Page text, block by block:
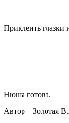
Приклеить глазки
Нюша готова.
Автор – Золотая